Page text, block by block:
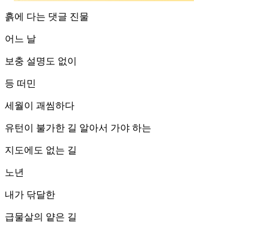
흙에 다는 댓글 진물
어느 날
보충 설명도 없이
등 떠민
세월이 괘씸하다
유턴이 불가한 길 알아서 가야 하는
지도에도 없는 길
노년
내가 닦달한
급물살의 얕은 길